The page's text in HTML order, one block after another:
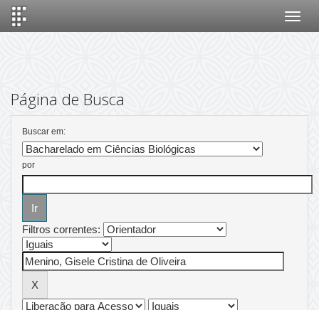
Página de Busca
Buscar em:
por
Filtros correntes: